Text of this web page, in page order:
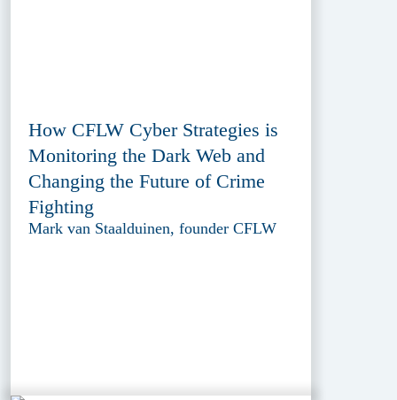
How CFLW Cyber Strategies is
Monitoring the Dark Web and
Changing the Future of Crime
Fighting
Mark van Staalduinen, founder CFLW